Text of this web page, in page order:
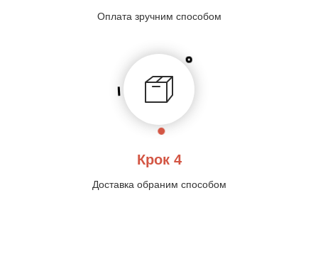
Оплата зручним способом
Крок 4
Доставка обраним способом